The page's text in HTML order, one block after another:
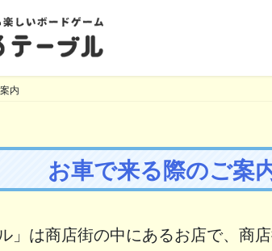
内
お車で来る際のご案
」は商店街の中にあるお店で、商